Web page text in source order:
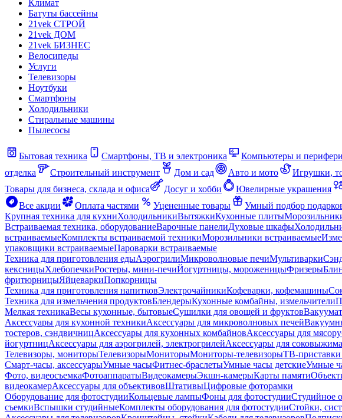
Климат
Батуты бассейны
21vek СТРОЙ
21vek ДОМ
21vek БИЗНЕС
Велосипеды
Услуги
Телевизоры
Ноутбуки
Смартфоны
Холодильники
Стиральные машины
Пылесосы
Бытовая техника Смартфоны, ТВ и электроника Компьютеры и
отделка
Строительный инструмент Дом и сад Авто и мото Игрушки,
Товары для бизнеса, склада и офиса
Досуг и хобби Ювелирные украшения
Все акции
Оплата частями Уцененные товары Умный подбор
Крупная техника для кухниХолодильникиВытяжкиКухонные плиты
Встраиваемая техника, оборудованиеВарочные панелиДуховые шкафы
встраиваемыеКомплекты встраиваемой техникиМорозильники встраиваемые
упаковщики встраиваемыеПароварки встраиваемые
Техника для приготовления едыАэрогрилиМикроволновые печиМультиварки
кексницыХлебопечкиРостеры, мини-печиЙогуртницы, мороженицыФризеры
фритюрницыЯйцеваркиПопкорницы
Техника для приготовления напитковЭлектрочайникиКофеварки, кофемашины
Техника для измельчения продуктовБлендерыКухонные комбайны, измельчители
Мелкая техникаВесы кухонные, бытовыеСушилки для овощей и фруктов
Аксессуары для кухонной техникиАксессуары для микроволновых печей
тостеров, сэндвичницАксессуары для кухонных комбайновАксессуары для
йогуртницАксессуары для аэрогрилей, электрогрилейАксессуары для
Телевизоры, мониторыТелевизорыМониторыМониторы-телевизорыТВ-
Смарт-часы, аксессуарыУмные часыФитнес-браслетыУмные часы детскиеУмные
Фото, видеосъемкаФотоаппаратыВидеокамерыЭкшн-камерыКарты памяти
видеокамерАксессуары для объективовШтативыЦифровые фоторамки
Оборудование для фотостудииКольцевые лампыФоны для фотостудииСтудийное
съемкиВспышки студийныеКомплекты оборудования для фотостудииСтойки,